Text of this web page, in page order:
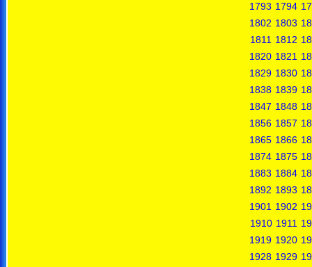
1793 1794
1802 1803
1811 1812
1820 1821
1829 1830
1838 1839
1847 1848
1856 1857
1865 1866
1874 1875
1883 1884
1892 1893
1901 1902
1910 1911
1919 1920
1928 1929